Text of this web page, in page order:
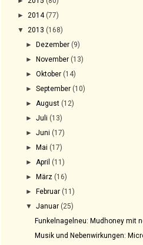
► 2014 (77)
▼ 2013 (168)
►Dezember (9)
►November (13)
►Oktober (14)
►September (10)
► August (12)
►Juli (13)
►Juni (17)
►Mai (17)
► April (11)
►März (16)
►Februar (11)
▼Januar (25)
Funkelnagelneu: Mudhoney mit
Musik und Nebenwirkungen: